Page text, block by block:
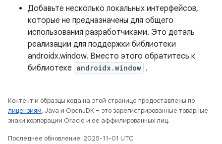
Добавьте несколько локальных интерфейсов,
которые не предназначены для общего
использования разработчиками. Это деталь
реализации для поддержки библиотеки
androidx.window. Вместо этого обратитесь к
библиотеке androidx.window .
Контент и образцы кода на этой странице предоставлены по
лицензиям. Java и OpenJDK – это зарегистрированные товарные
знаки корпорации Oracle и ее аффилированных лиц.
Последнее обновление: 2025-11-01 UTC.